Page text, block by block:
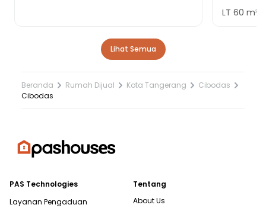
LT 60 m²
Lihat Semua
Beranda Rumah Dijual Kota Tangerang
Cibodas
Cibodas
PAS Technologies
Layanan Pengaduan
Tentang
About Us